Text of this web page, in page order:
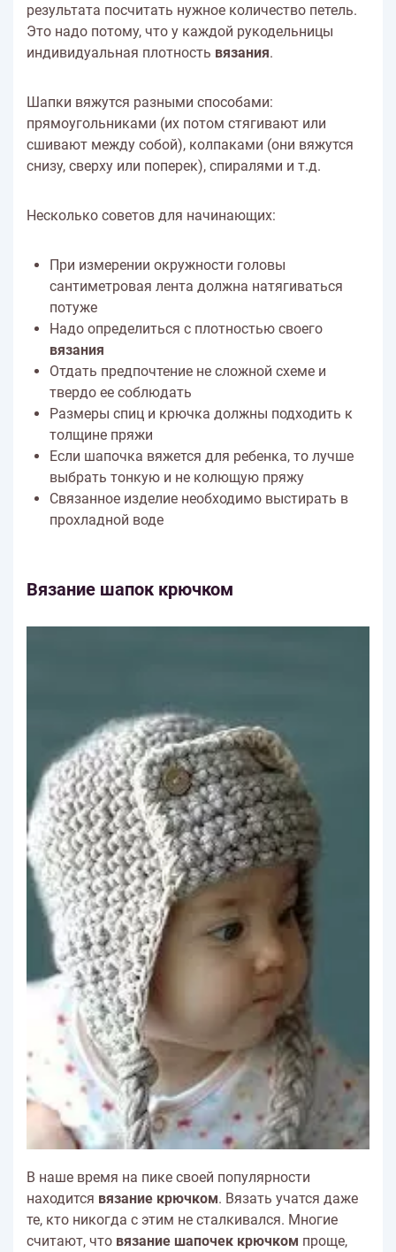
результата посчитать нужное количество петель.
Это надо потому, что у каждой рукодельницы
индивидуальная плотность вязания.
Шапки вяжутся разными способами:
прямоугольниками (их потом стягивают или
сшивают между собой), колпаками (они вяжутся
снизу, сверху или поперек), спиралями и т.д.
Несколько советов для начинающих:
При измерении окружности головы
сантиметровая лента должна натягиваться
потуже
Надо определиться с плотностью своего
вязания
Отдать предпочтение не сложной схеме и
твердо ее соблюдать
Размеры спиц и крючка должны подходить к
толщине пряжи
Если шапочка вяжется для ребенка, то лучше
выбрать тонкую и не колющую пряжу
Связанное изделие необходимо выстирать в
прохладной воде
Вязание шапок крючком
В наше время на пике своей популярности
находится вязание крючком. Вязать учатся даже
те, кто никогда с этим не сталкивался. Многие
считают, что вязание шапочек крючком проще,